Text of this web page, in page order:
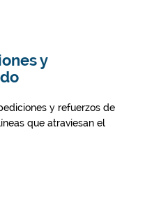
y
y refuerzos de
que atraviesan el